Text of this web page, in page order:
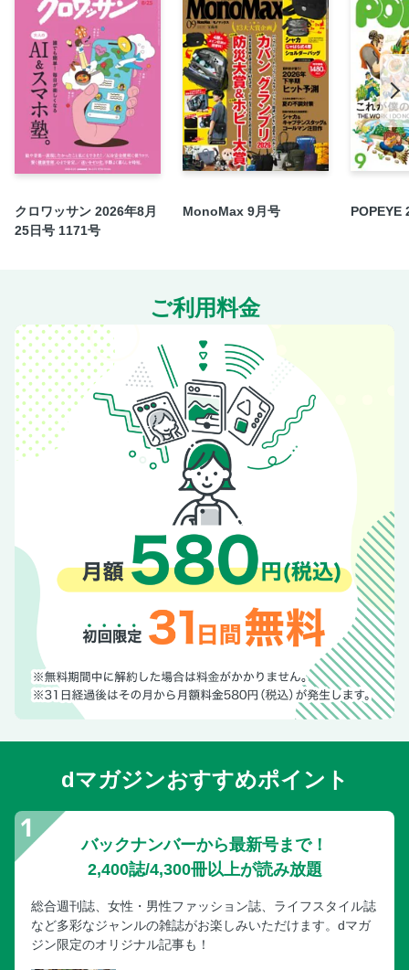
特集 「市場」を旅する
想像力を掻き立てる〝坂道だけ〟の写真集
カクタンボウ
日本美術そもそも講義
サライ・インタビュー 水村喜一郎（画家・80歳）
サライPremium Watch 並木浩一の時計がたり
Fashion 〝着る〟は愉しい～組み合わせの妙～
サライ美術館 江戸絵画の至宝が里帰り
人生を変えたこの一冊 元村有希子（科学ジャーナリスト）
奇想転画異
次号予告
＜電子版特典＞ バックナンバーから人気記事をピックアッ
プ 旨くて手ごろな「ワイン」
クロワッサン 2026年8月
25日号 1171号
MonoMax 9月号 POPEYE
ご利用料金
dマガジンおすすめポイント
バックナンバーから最新号まで！
2,400誌/4,300冊以上が読み放題
総合週刊誌、女性・男性ファッション誌、ライフスタイル誌
など多彩なジャンルの雑誌がお楽しみいただけます。dマガ
ジン限定のオリジナル記事も！